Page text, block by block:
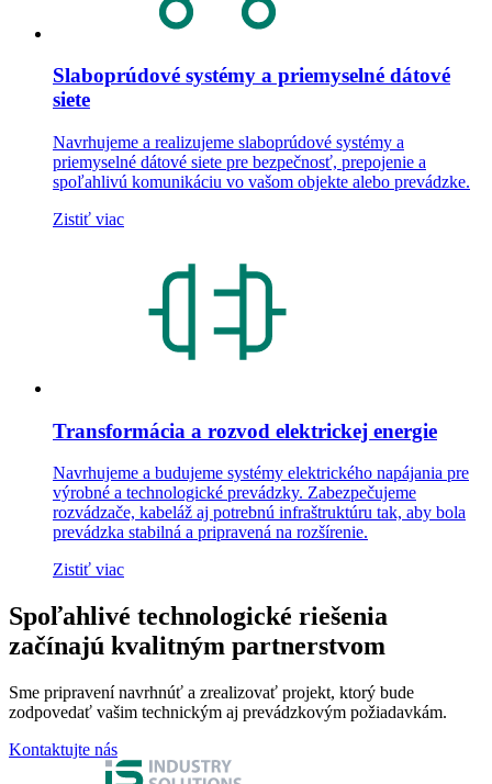
Slaboprúdové systémy a priemyselné dátové
siete
Navrhujeme a realizujeme slaboprúdové systémy a
priemyselné dátové siete pre bezpečnosť, prepojenie a
spoľahlivú komunikáciu vo vašom objekte alebo prevádzke.
Zistiť viac
Transformácia a rozvod elektrickej energie
Navrhujeme a budujeme systémy elektrického napájania pre
výrobné a technologické prevádzky. Zabezpečujeme
rozvádzače, kabeláž aj potrebnú infraštruktúru tak, aby bola
prevádzka stabilná a pripravená na rozšírenie.
Zistiť viac
Spoľahlivé technologické riešenia
začínajú kvalitným partnerstvom
Sme pripravení navrhnúť a zrealizovať projekt, ktorý bude
zodpovedať vašim technickým aj prevádzkovým požiadavkám.
Kontaktujte nás